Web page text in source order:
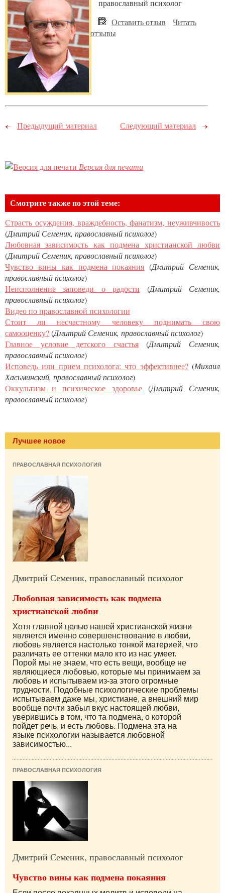
православный психолог
Оставить отзыв
Читать
отзывы
Предыдущий материал Следующий материал
Версия для печати
Смотрите также по этой теме:
Страсть осуждения, враждебность, фанатизм, неуживчивость
(Дмитрий Семеник, православный психолог)
Любовная зависимость как подмена христианской любви
(Дмитрий Семеник, православный психолог)
Чувство вины как подмена покаяния (Дмитрий Семеник,
православный психолог)
Неисполнение заповеди о радости (Дмитрий Семеник,
православный психолог)
Видео по православной психологии
Стоит ли несчастному человеку поднимать свою
самооценку?(Дмитрий Семеник, православный психолог)
Главное условие детского счастья(Дмитрий Семеник,
православный психолог)
Исповедь или прием психолога: что эффективнее?(Михаил
Хасьминский, православный психолог)
Оккультизм и психическое здоровье(Дмитрий Семеник,
православный психолог)
Лучшее новое
ПРАВОСЛАВНАЯ ПСИХОЛОГИЯ
Дмитрий Семеник, православный психолог
Любовная зависимость как подмена
христианской любви
Хотя главной целью нашей христианской жизни
является именно совершенствование в любви,
любовь является настолько тонкой материей, что
различать ее оттенки мало кто из нас умеет.
Порой мы не знаем, что есть вещи, вообще не
являющиеся любовью, которые мы принимаем за
любовь и испытываем из-за этого огромные
трудности. Подобные психологические проблемы
испытываем даже мы, христиане, а внешний мир
вообще почти забыл вкус настоящей любви,
уверившись в том, что та подмена, о которой
пойдет речь, и есть любовь. Подмена эта на
языке психологии называется любовной
зависимостью...
ПРАВОСЛАВНАЯ ПСИХОЛОГИЯ
Дмитрий Семеник, православный психолог
Чувство вины как подмена покаяния